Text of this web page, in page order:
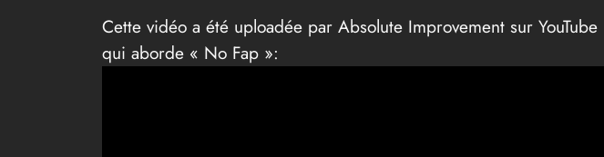
Cette vidéo a été uploadée par Absolute Improvement sur YouTube
qui aborde « No Fap »: